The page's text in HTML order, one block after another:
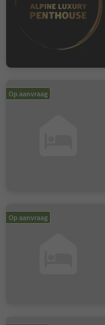
Op aanvraag
Op aanvraag